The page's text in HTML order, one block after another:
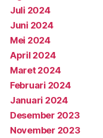
Juli 2024
Juni 2024
Mei 2024
April 2024
Maret 2024
Februari 2024
Januari 2024
Desember 2023
November 2023